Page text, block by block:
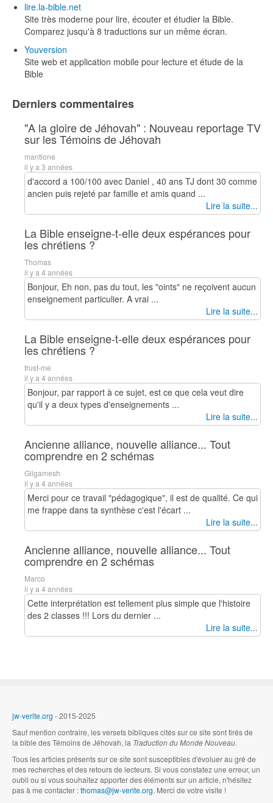
lire.la-bible.net
Site très moderne pour lire, écouter et étudier la Bible.
Comparez jusqu'à 8 traductions sur un même écran.
Youversion
Site web et application mobile pour lecture et étude de la
Bible
Derniers commentaires
"A la gloire de Jéhovah" : Nouveau reportage TV
sur les Témoins de Jéhovah
mantione
il y a 3 années
d'accord a 100/100 avec Daniel , 40 ans TJ dont 30 comme
ancien puis rejeté par famille et amis quand ...
Lire la suite...
La Bible enseigne-t-elle deux espérances pour
les chrétiens ?
Thomas
il y a 4 années
Bonjour, Eh non, pas du tout, les "oints" ne reçoivent aucun
enseignement particulier. A vrai ...
Lire la suite...
La Bible enseigne-t-elle deux espérances pour
les chrétiens ?
trust-me
il y a 4 années
Bonjour, par rapport à ce sujet, est ce que cela veut dire
qu'il y a deux types d'enseignements ...
Lire la suite...
Ancienne alliance, nouvelle alliance... Tout
comprendre en 2 schémas
Gilgamesh
il y a 4 années
Merci pour ce travail "pédagogique", il est de qualité. Ce qui
me frappe dans ta synthèse c'est l'écart ...
Lire la suite...
Ancienne alliance, nouvelle alliance... Tout
comprendre en 2 schémas
Marco
il y a 4 années
Cette interprétation est tellement plus simple que l'histoire
des 2 classes !!! Lors du dernier ...
Lire la suite...
jw-verite.org - 2015-2025
Sauf mention contraire, les versets bibliques cités sur ce site sont tirés de
la bible des Témoins de Jéhovah, la Traduction du Monde Nouveau.
Tous les articles présents sur ce site sont susceptibles d'évoluer au gré de
mes recherches et des retours de lecteurs. Si vous constatez une erreur, un
oubli ou si vous souhaitez apporter des éléments sur un article, n'hésitez
pas à me contacter :thomas@jw-verite.org. Merci de votre visite !